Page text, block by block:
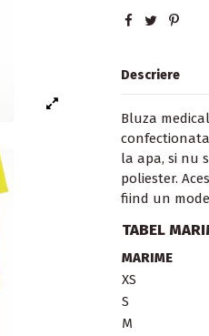
Descriere
Bluza
la apa, si nu
poliester.
fiind un
TABEL
MARIME
XS
S
M